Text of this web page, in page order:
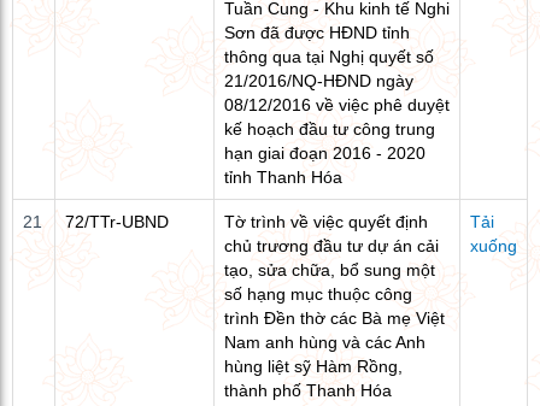
Tuần Cung - Khu kinh tế Nghi
Sơn đã được HĐND tỉnh
thông qua tại Nghị quyết số
21/2016/NQ-HĐND ngày
08/12/2016 về việc phê duyệt
kế hoạch đầu tư công trung
hạn giai đoạn 2016 - 2020
tỉnh Thanh Hóa
21 72/TTr-UBND
Tờ trình về việc quyết định
chủ trương đầu tư dự án cải
tạo, sửa chữa, bổ sung một
số hạng mục thuộc công
trình Đền thờ các Bà mẹ Việt
Nam anh hùng và các Anh
hùng liệt sỹ Hàm Rồng,
thành phố Thanh Hóa
Tải
xuống